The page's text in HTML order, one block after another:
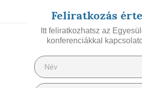
Feliratkozás
Itt feliratkozhatsz az
konferenciákkal